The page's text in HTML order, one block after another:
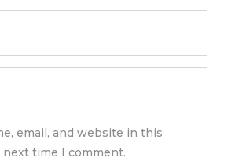
email, and website in this
time I comment.